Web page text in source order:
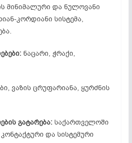
მინიმალური და ნულოვანი
კორდიანი სისტემა,
ნაცარი, ჭრაქი,
ვაზის ცრუფარიანა, ყურძნის
გატარება:საქართველოში
და სისტემური